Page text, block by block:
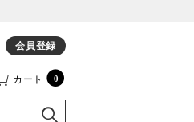
会員登録
カート 0